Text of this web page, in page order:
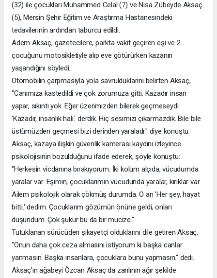
(32) ile çocukları Muhammed Celal (7) ve Nisa Zübeyde Aksaç
(5), Mersin Şehir Eğitim ve Araştırma Hastanesindeki
tedavilerinin ardından taburcu edildi.
Adem Aksaç, gazetecilere, parkta vakit geçiren eşi ve 2
çocuğunu motosikletiyle alıp eve götürürken kazanın
yaşandığını söyledi.
Otomobilin çarpmasıyla yola savrulduklarını belirten Aksaç,
"Canımıza kastedildi ve çok zorumuza gitti. Kazadır insan
yapar, sıkıntı yok. Eğer üzerimizden bilerek geçmeseydi
'Kazadır, insanlık hali.' derdik. Hiç sesimizi çıkarmazdık. Bile bile
üstümüzden geçmesi bizi derinden yaraladı." diye konuştu.
Aksaç, kazaya ilişkin güvenlik kamerası kaydını izleyince
psikolojisinin bozulduğunu ifade ederek, şöyle konuştu:
"Herkesin vicdanına bırakıyorum. İki kolum alçıda, vücudumda
yaralar var. Eşimin, çocuklarımın vücudunda yaralar, kırıklar var.
Ailem psikolojik olarak çökmüş durumda. O an 'Her şey, hayat
bitti.' dedim. Çocuklarım gözümün önüne geldi, onları
düşündüm. Çok şükür bu da bir mucize."
Tutuklanan sürücüden şikayetçi olduklarını dile getiren Aksaç,
"Onun daha çok ceza almasını istiyorum ki başka canlar
yanmasın. Başka insanlara, çocuklara bunu yapmasın." dedi.
Aksaç'ın ağabeyi Özcan Aksaç da zanlının ağır şekilde